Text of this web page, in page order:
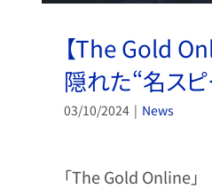
【The Gold
隠れた“名ス
03/10/2024 | News
「The Gold Online」